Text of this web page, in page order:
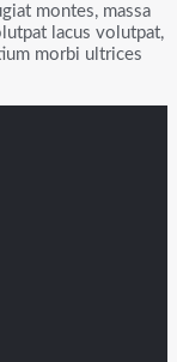
montes, massa
lacus volutpat,
morbi ultrices